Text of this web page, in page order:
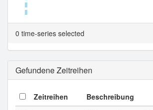
Tabellenansicht.
0 time-series selected
Gefundene Zeitreihen
Zeitreihen Beschreibung